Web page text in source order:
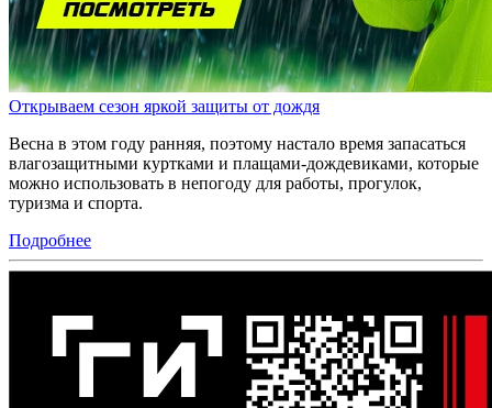
Открываем сезон яркой защиты от дождя
Весна в этом году ранняя, поэтому настало время запасаться
влагозащитными куртками и плащами-дождевиками, которые
можно использовать в непогоду для работы, прогулок,
туризма и спорта.
Подробнее